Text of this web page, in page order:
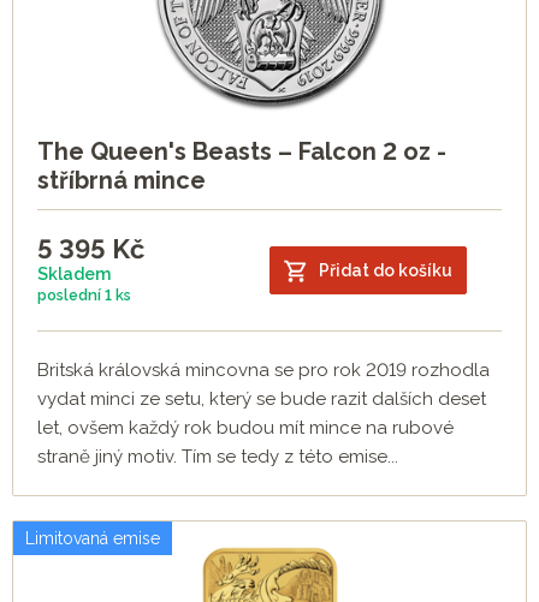
The Queen's Beasts – Falcon 2 oz -
stříbrná mince
5 395 Kč
Skladem
poslední 1 ks
Přidat do košíku
Britská královská mincovna se pro rok 2019 rozhodla
vydat minci ze setu, který se bude razit dalších deset
let, ovšem každý rok budou mít mince na rubové
straně jiný motiv. Tím se tedy z této emise...
Limitovaná emise